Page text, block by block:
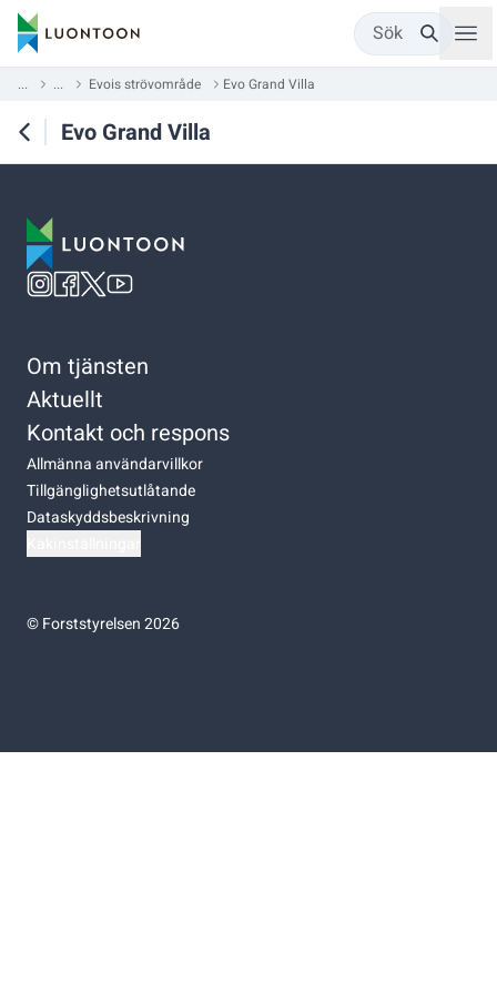
Sök
... ... Evois strövområde Evo Grand Villa
Evo Grand Villa
Om tjänsten
Aktuellt
Kontakt och respons
Allmänna användarvillkor
Tillgänglighetsutlåtande
Dataskyddsbeskrivning
©Forststyrelsen 2026